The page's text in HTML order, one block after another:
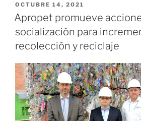
PUBLICADO
EL
OCTUBRE 14, 2021
Apropet promueve
socialización para
recolección y reciclaje